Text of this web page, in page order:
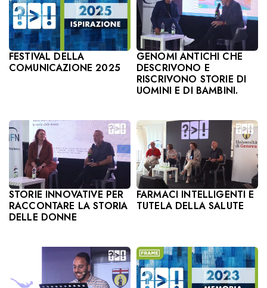
FESTIVAL DELLA
COMUNICAZIONE 2025
GENOMI ANTICHI CHE
DESCRIVONO E
RISCRIVONO STORIE DI
UOMINI E DI BAMBINI.
STORIE INNOVATIVE PER
RACCONTARE LA STORIA
DELLE DONNE
FARMACI INTELLIGENTI E
TUTELA DELLA SALUTE